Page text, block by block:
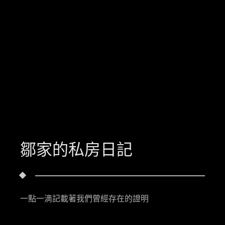
鄒家的私房日記
一點一滴記載著我們曾經存在的證明